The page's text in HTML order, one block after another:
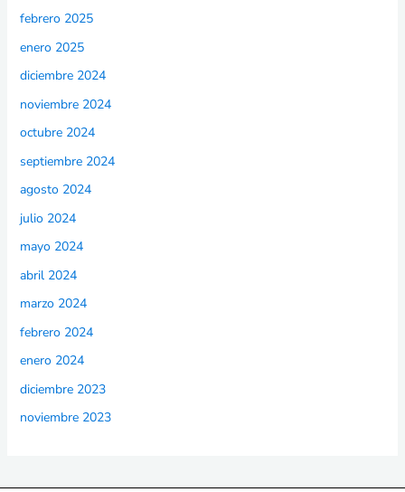
febrero 2025
enero 2025
diciembre 2024
noviembre 2024
octubre 2024
septiembre 2024
agosto 2024
julio 2024
mayo 2024
abril 2024
marzo 2024
febrero 2024
enero 2024
diciembre 2023
noviembre 2023